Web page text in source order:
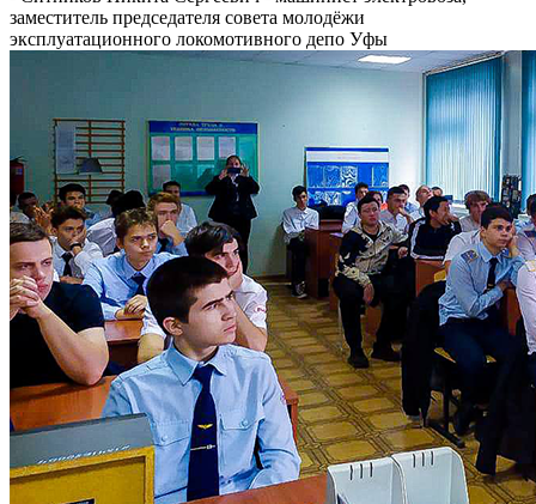
заместитель председателя совета молодёжи
эксплуатационного локомотивного депо Уфы